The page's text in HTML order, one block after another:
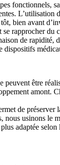
fonctionnels,
bien avant
rapprocher
de
être
amont.
de préserver
nous usinons le
adaptée